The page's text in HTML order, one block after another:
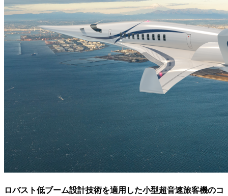
ロバスト低ブーム設計技術を適用した小型超音速旅客機のコ